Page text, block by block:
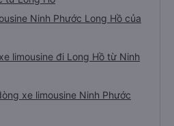
Ninh Phước Long Hồ của
limousine đi Long Hồ từ Ninh
xe limousine Ninh Phước